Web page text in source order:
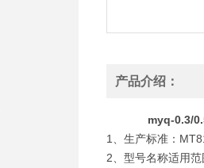
产品介绍：
myq-0.3/
1、生产标准：
2、型号名称适用范